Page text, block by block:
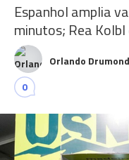
Espanhol amplia
minutos; Rea
Orlando Drumond
0